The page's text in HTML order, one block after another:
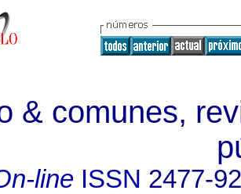
& comunes,
lineISSN 2477-